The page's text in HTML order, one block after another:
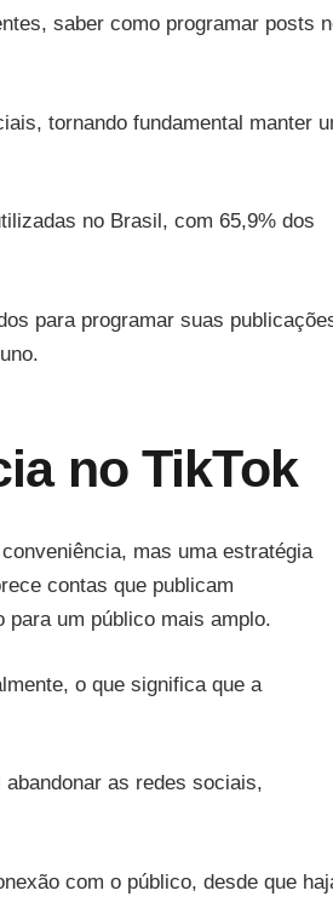
saber como programar posts
tornando fundamental manter
no Brasil, com 65,9% dos
para programar suas
no TikTok
mas uma estratégia
contas que publicam
para um público mais amplo.
o que significa que a
as redes sociais,
com o público, desde que